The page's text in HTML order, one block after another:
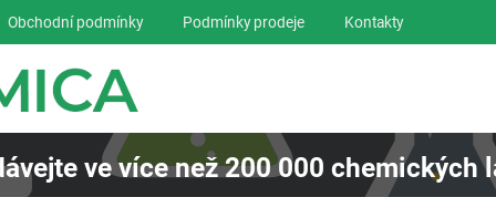
Obchodní podmínky Podmínky prodeje Kontakty
ve více než200 000 chemických